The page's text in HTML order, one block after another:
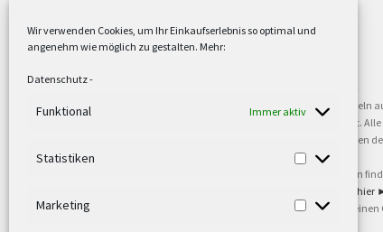
Wir verwenden Cookies, um Ihr Einkaufserlebnis so optimal und
angenehm wie möglich zu gestalten. Mehr:
Datenschutz-
Funktional Immer aktiv
Statistiken
Marketing
Versandkostenfrei ab 59,90 € Nettowarenwert.
oder gewerblichen Tätigkeit. Kein Verkauf an privat.
sind Warenzeichen oder eingetragene Warenzeichen
Weitere Informationen und Zahlungsbedingungen
hier
Ab 79,- Nettowarenwert. Es gelten unsere